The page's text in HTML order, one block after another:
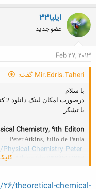
ایلیا33
عضو جدید
Feb 27, 2013
Mir.Edris.Taheri گفت:
با سلام
درصورت امکان لینک دانلود 2 کتاب زیر رو قرار بدهید.
با تشکر
Chemistry, 9th Editon
Peter Atkins, Julio de Paula
Chemistry-Peter-
theoretical-chemical-